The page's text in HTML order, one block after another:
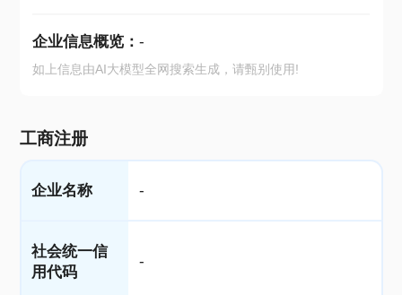
企业信息概览： -
如上信息由AI大模型全网搜索生成，请甄别使用!
工商注册
企业名称 -
社会统一信
用代码
-